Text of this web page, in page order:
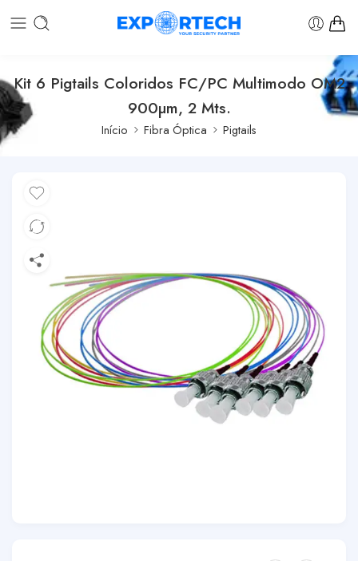
Kit 6 Pigtails Coloridos FC/PC Multimodo OM2
900µm, 2 Mts.
Início Fibra Óptica Pigtails